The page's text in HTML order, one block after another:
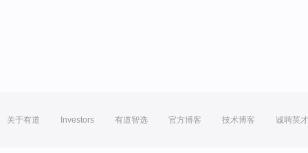
关于有道 Investors 有道智选 官方博客 技术博客 诚聘英才